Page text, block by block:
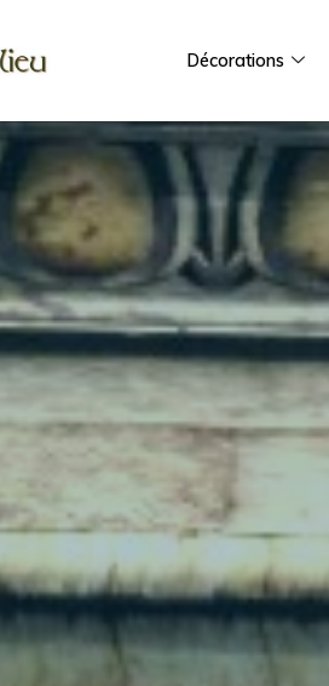
Décorations